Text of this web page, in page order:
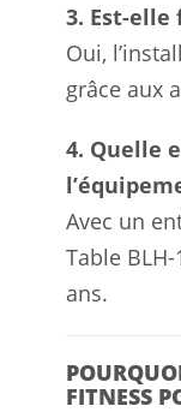
3. Est-
Oui,
grâce aux
4. Quelle
Avec un
Table
ans.
FITNESS